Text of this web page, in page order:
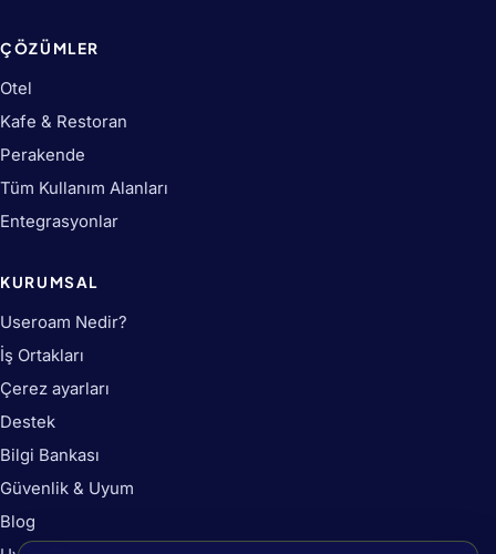
ÇÖZÜMLER
Otel
Kafe & Restoran
Perakende
Tüm Kullanım Alanları
Entegrasyonlar
KURUMSAL
Useroam Nedir?
İş Ortakları
Çerez ayarları
Destek
Bilgi Bankası
Güvenlik & Uyum
Blog